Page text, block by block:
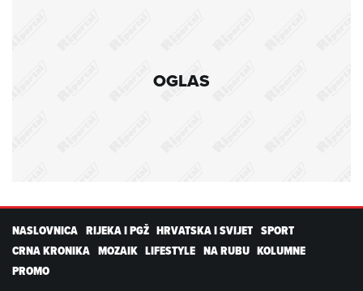
OGLAS
NASLOVNICA RIJEKA I PGŽ HRVATSKA I SVIJET SPORT
CRNA KRONIKA MOZAIK LIFESTYLE NA RUBU KOLUMNE
PROMO